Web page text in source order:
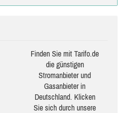
Finden Sie mit Tarifo.de
die güns­ti­gen
Stromanbieter und
Gasanbieter in
Deutschland. Klicken
Sie sich durch unsere